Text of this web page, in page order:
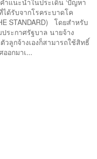
ได้รับจากโรคระบาดโค
STANDARD) โดยสำหรับ
ระกาศรัฐบาล นายจ้าง
วลูกจ้างเองก็สามารถใช้สิทธิ์
อกมาเ...